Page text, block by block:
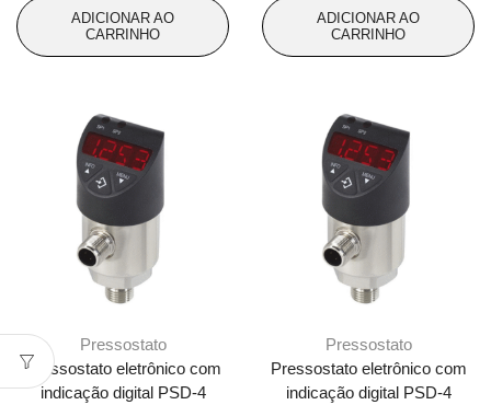
original
era:
R$ 3.650,00.
atual
R$ 3.440,00.
ADICIONAR AO
CARRINHO
original
era:
R$ 3.650,00.
atual
R$
ADICIONAR AO
CARRINHO
Pressostato
Pressostato eletrônico com
indicação digital PSD-4
Pressostato
Pressostato eletrônico com
indicação digital PSD-4